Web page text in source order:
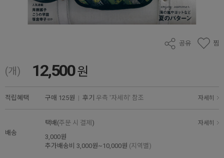
공유 찜
(개) 12,500원
적립혜택 구매 125원 | 후기 우측 '자세히' 참조 자세히
배송
택배(주문 시 결제 ) 자세히
3,000원
추가배송비 3,000원~10,000원 (지역별)